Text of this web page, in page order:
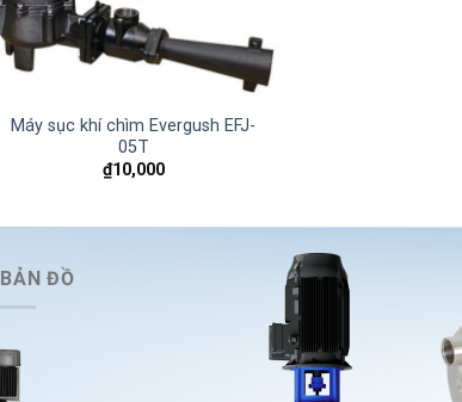
Máy sục khí chìm Evergush EFJ-
05T
₫10,000
BẢN ĐỒ